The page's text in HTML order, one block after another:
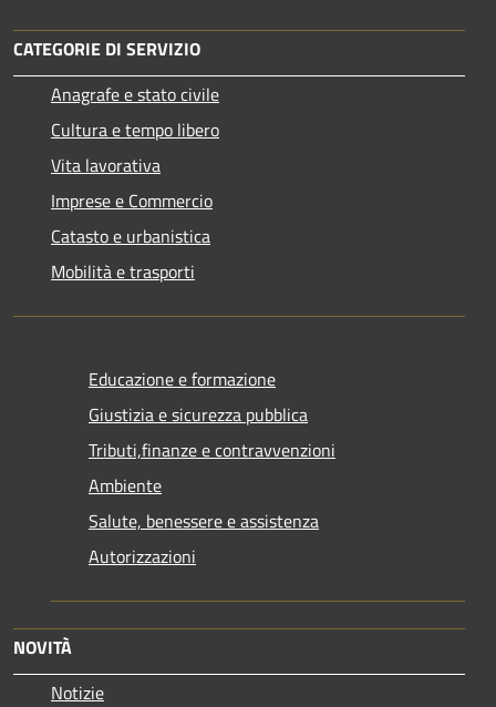
CATEGORIE DI SERVIZIO
Anagrafe e stato civile
Cultura e tempo libero
Vita lavorativa
Imprese e Commercio
Catasto e urbanistica
Mobilità e trasporti
Educazione e formazione
Giustizia e sicurezza pubblica
Tributi,finanze e contravvenzioni
Ambiente
Salute, benessere e assistenza
Autorizzazioni
NOVITÀ
Notizie